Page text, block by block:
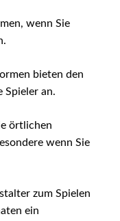
wenn Sie
bieten den
Spieler an.
örtlichen
wenn Sie
zum Spielen
ein